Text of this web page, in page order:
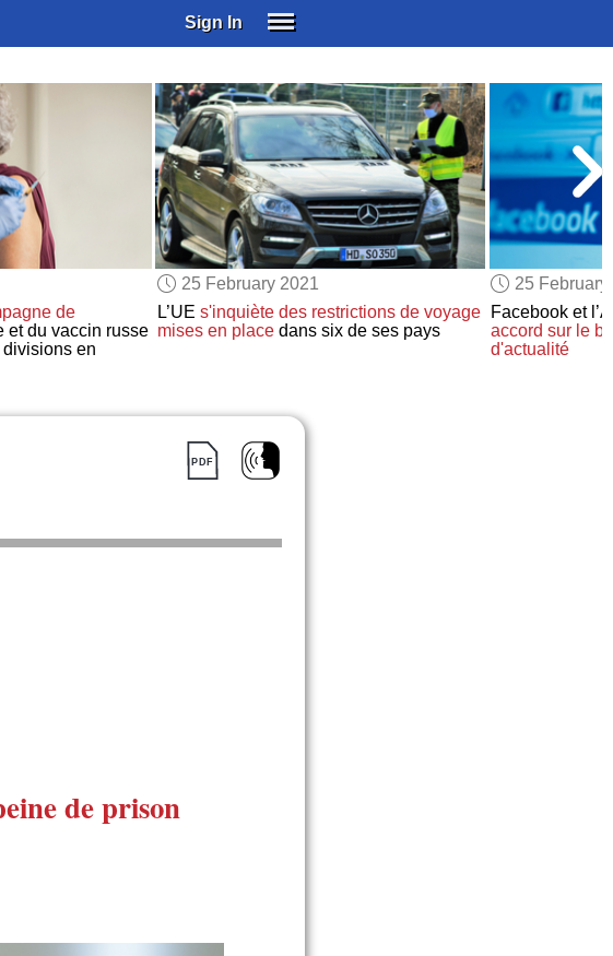
Sign In
SUBSCRIBE
EDUCATIONAL LICENSES
GIFT CARDS
OTHER LANGUAGES
ABOUT US
ALEXA
ADJUST COLORS
de
et du vaccin russe
en
25 February 2021
L’UE s'inquiète des restrictions de voyage
mises en placedans six de ses pays
25
Facebook et
accord sur le
d'actualité
de prison